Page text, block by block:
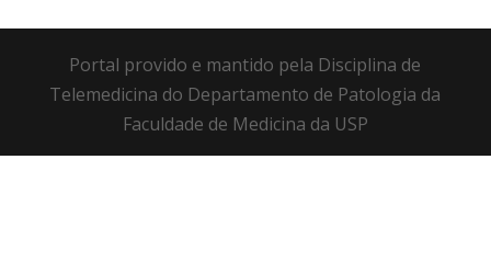
Portal provido e mantido pela Disciplina de
Telemedicina do Departamento de Patologia da
Faculdade de Medicina da USP